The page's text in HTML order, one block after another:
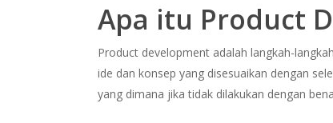
Apa itu Product
Product development adalah langkah-
ide dan konsep yang disesuaikan dengan
yang dimana jika tidak dilakukan dengan